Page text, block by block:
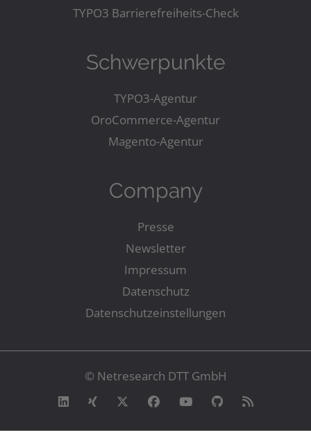
TYPO3 Barrierefreiheits-Check
Schwerpunkte
TYPO3-Agentur
OroCommerce-Agentur
Magento-Agentur
Company
Presse
Newsletter
Impressum
Datenschutz
Datenschutzeinstellungen
© Netresearch DTT GmbH